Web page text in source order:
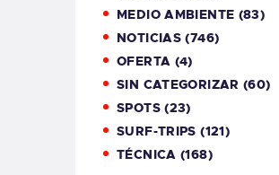
MEDIO AMBIENTE (83)
NOTICIAS (746)
OFERTA (4)
SIN CATEGORIZAR (60)
SPOTS(23)
SURF-TRIPS (121)
TÉCNICA (168)